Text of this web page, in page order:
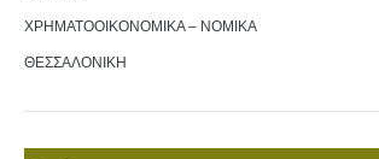
ΧΡΗΜΑΤΟΟΙΚΟΝΟΜΙΚΑ – ΝΟΜΙΚΑ
ΘΕΣΣΑΛΟΝΙΚΗ